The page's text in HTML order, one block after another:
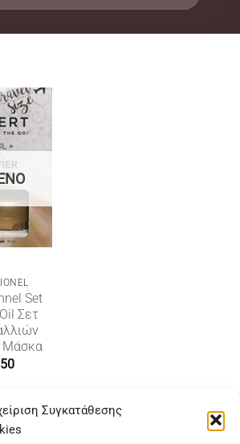
Συγκατάθεσης
Set
Σετ
Μάσκα
Η
€13,50.